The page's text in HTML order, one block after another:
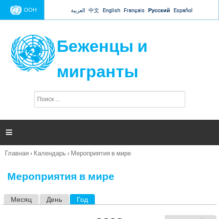
Jump to navigation
ООН العربية 中文 English Français Русский Español
Беженцы и
мигранты
п
и

Вы
Главная › Календарь › Мероприятия в мире
Мероприятия в мире
Месяц День Год